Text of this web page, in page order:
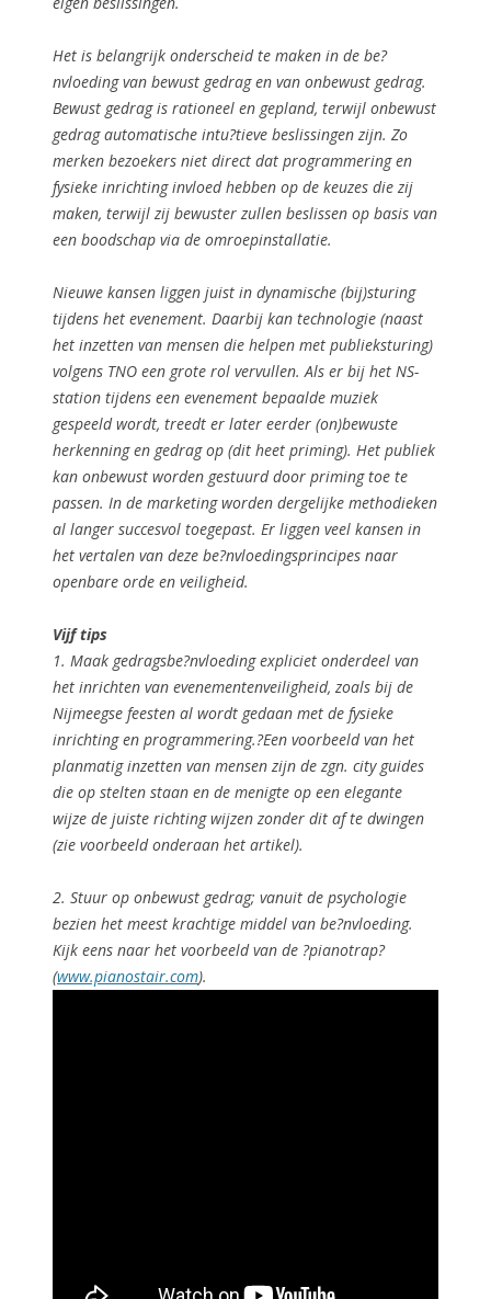
Het is belangrijk onderscheid te maken in de be?
nvloeding van bewust gedrag en van onbewust gedrag.
Bewust gedrag is rationeel en gepland, terwijl onbewust
gedrag automatische intu?tieve beslissingen zijn. Zo
merken bezoekers niet direct dat programmering en
fysieke inrichting invloed hebben op de keuzes die zij
maken, terwijl zij bewuster zullen beslissen op basis van
een boodschap via de omroepinstallatie.
Nieuwe kansen liggen juist in dynamische (bij)sturing
tijdens het evenement. Daarbij kan technologie (naast
het inzetten van mensen die helpen met publieksturing)
volgens TNO een grote rol vervullen. Als er bij het NS-
station tijdens een evenement bepaalde muziek
gespeeld wordt, treedt er later eerder (on)bewuste
herkenning en gedrag op (dit heet priming). Het publiek
kan onbewust worden gestuurd door priming toe te
passen. In de marketing worden dergelijke methodieken
al langer succesvol toegepast. Er liggen veel kansen in
het vertalen van deze be?nvloedingsprincipes naar
openbare orde en veiligheid.
Vijf tips
1. Maak gedragsbe?nvloedingexpliciet onderdeel van
het inrichten van evenementenveiligheid, zoals bij de
Nijmeegse feesten al wordt gedaan met de fysieke
inrichting en programmering.?Een voorbeeld van het
planmatig inzetten van mensen zijn de zgn. city guides
die op stelten staan en de menigte op een elegante
wijze de juiste richting wijzen zonder dit af te dwingen
(zie voorbeeld onderaan het artikel).
2. Stuur op onbewust gedrag; vanuit de psychologie
bezien het meest krachtige middel van be?nvloeding.
Kijk eens naar het voorbeeld van de ?pianotrap?
(www.pianostair.com).